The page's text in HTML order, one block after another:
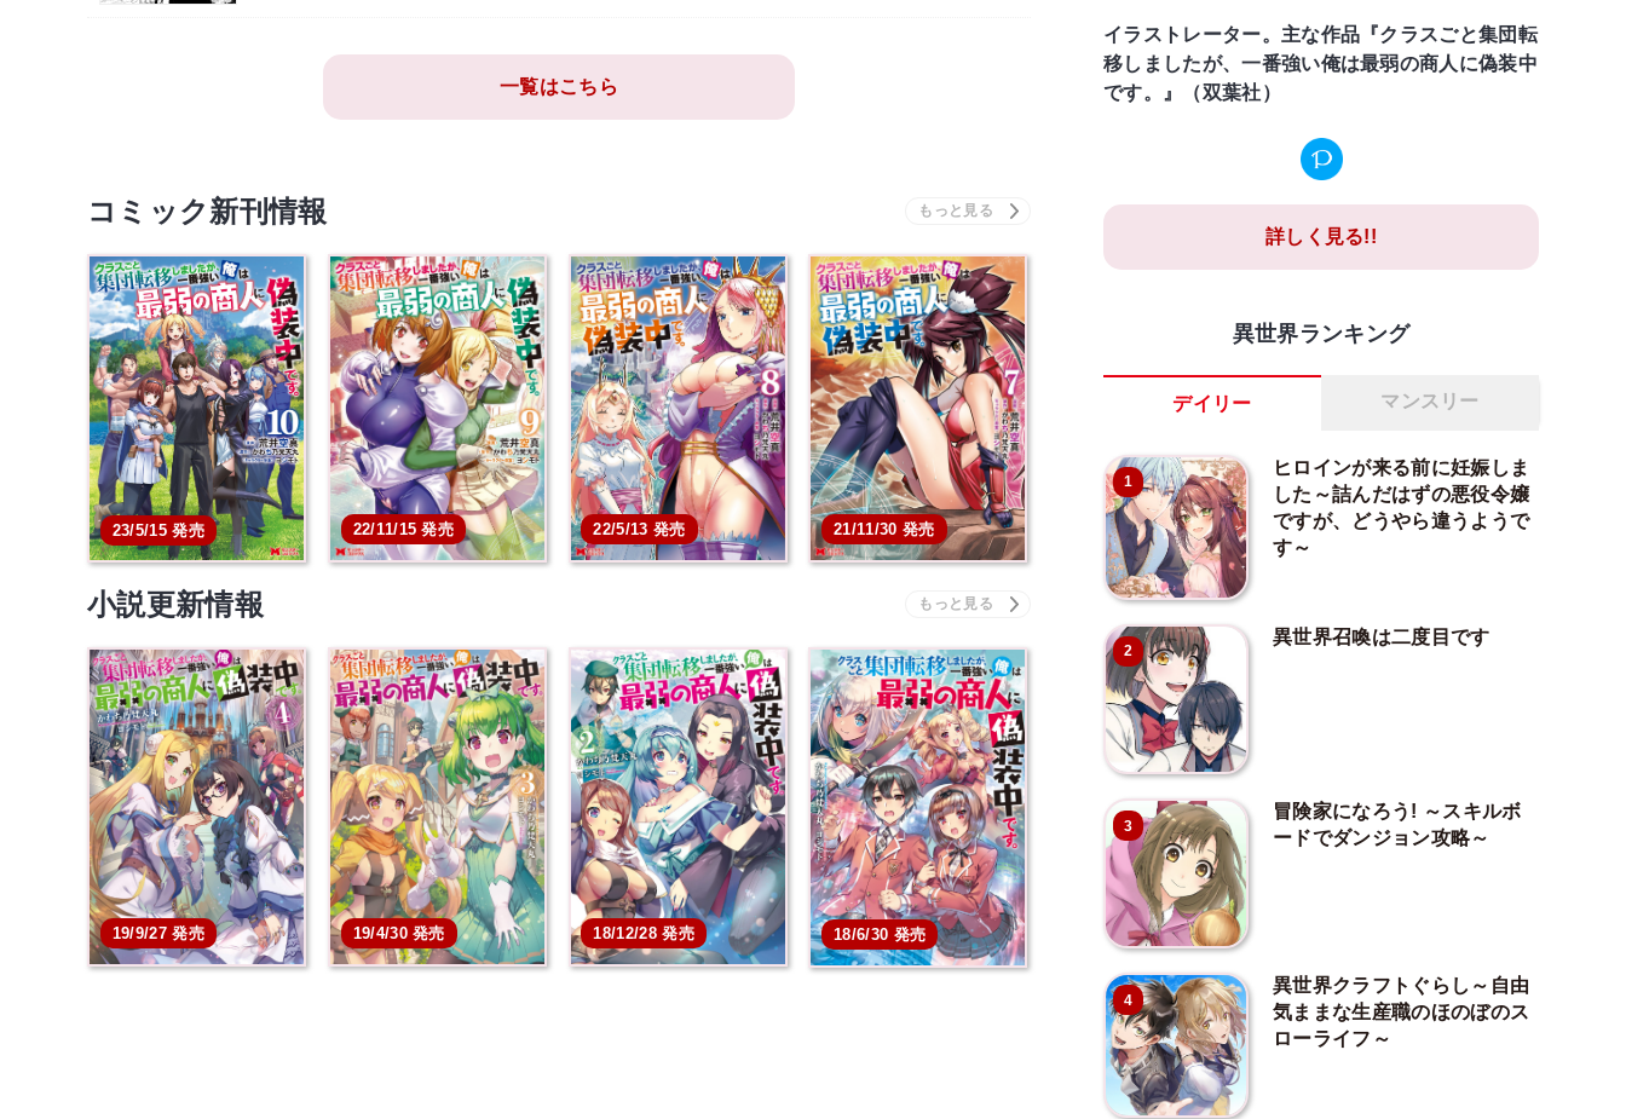
一覧はこちら
コミック新刊情報
23/5/15 発売
クラスごと集団転移しま
したが、一番強い俺は…
本を買う
22/11/15 発売
クラスごと集団転移しま
したが、一番強い俺は…
本を買う
22/5/13 発売
クラスごと集団転移しま
したが、一番強い俺は…
本を買う
21/11/30 発売
クラスごと集団転移しま
したが、一番強い俺は…
本を買う
小説更新情報
19/9/27 発売
クラスごと集団転移しま
したが、一番強い俺は…
本を買う
19/4/30 発売
クラスごと集団転移しま
したが、一番強い俺は…
本を買う
18/12/28 発売
クラスごと集団転移しま
したが、一番強い俺は…
本を買う
18/6/30 発売
クラスごと集団転移しま
したが、一番強い俺は…
本を買う
イラストレーター。主な作品『クラスごと集団転
移しましたが、一番強い俺は最弱の商人に偽装中
です。』（双葉社）
詳しく見る!!
異世界ランキング
デイリー マンスリー
1
ヒロインが来る前に妊娠しま
した～詰んだはずの悪役令嬢
ですが、どうやら違うようで
す～
2
異世界召喚は二度目です
3
冒険家になろう! ～スキルボ
ードでダンジョン攻略～
4
異世界クラフトぐらし～自由
気ままな生産職のほのぼのス
ローライフ～